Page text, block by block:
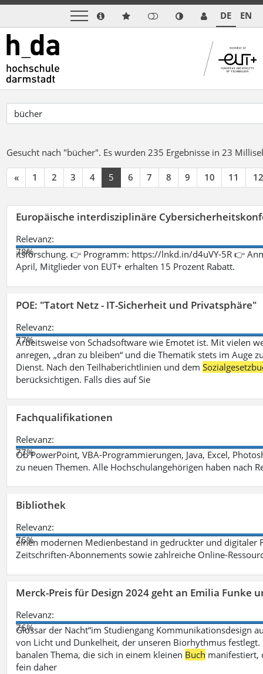
DE EN
Gesucht nach "bücher". Es wurden 235 Ergebnisse in 23
« 1 2 3 4 5 6 7 8 9 10 11 12
Europäische interdisziplinäre
Relevanz:
78%
itsforschung. 👉 Programm: https://lnkd.in/d4uVY-5R 👉
April, Mitglieder von EUT+ erhalten 15 Prozent Rabatt.
POE: "Tatort Netz - IT-Sicherheit und Privatsphäre"
Relevanz:
77%
Arbeitsweise von Schadsoftware wie Emotet ist. Mit vielen
anregen, „dran zu bleiben“ und die Thematik stets im
Dienst. Nach den Teilhaberichtlinien und dem
berücksichtigen. Falls dies auf Sie
Fachqualifikationen
Relevanz:
77%
Ob PowerPoint, VBA-Programmierungen, Java, Excel,
zu neuen Themen. Alle Hochschulangehörigen haben nach
Bibliothek
Relevanz:
76%
einen modernen Medienbestand in gedruckter und
Zeitschriften-Abonnements sowie zahlreiche Online-
Merck-Preis für Design 2024 geht an Emilia Funke
Relevanz:
76%
Glossar der Nacht“im Studiengang Kommunikationsdesign
von Licht und Dunkelheit, der unseren Biorhythmus
banalen Thema, die sich in einem kleinen Buch manifestiert,
fein daher